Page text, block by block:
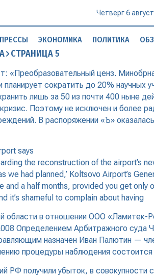
Четверг 6
ЭКОНОМИКА ПОЛИТИКА
СТРАНИЦА 5
ценз.
сократить до 20%
лишь за 50 из почти 400 ныне
Поэтому не исключен и более
В распоряжении «Ъ»
says
the reconstruction of the airport’s
had planned,’ Koltsovo Airport’s
and a half months, provided you get
it’s shameful to complain about having
области в отношении ООО
Определением Арбитражного суда
назначен Иван Палютин —
процедуры наблюдения
РФ получили убыток, в совокупности